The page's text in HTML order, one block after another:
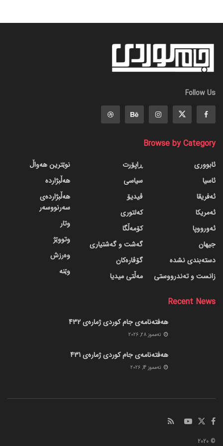
Follow Us
Browse by Category
ئابووری
ئاسیا
ئەفریقا
ئەمریکا
ئەورووپا
جیهان
دسته‌بندی نشده
زانست و تەندرووستی
ڕاپۆرت
سیاسی
ڤیدیۆ
کەلتوری
کۆمەڵگا
گه‌شت و گه‌شتیاری
گۆڤاره‌کان
مەڵتی میدیا
نوێترین هەواڵ
هەڵبژاردە
هەڵبژاردەی
سەرنووسەر
وتار
وتووێژ
وەرزش
وێنە
Recent News
هەفتەنامەی جام کوردی ژمارەی 432
ته‌مموز 28, 2026
هەفتەنامەی جام کوردی ژمارەی 431
ته‌مموز 14, 2026
© 2020